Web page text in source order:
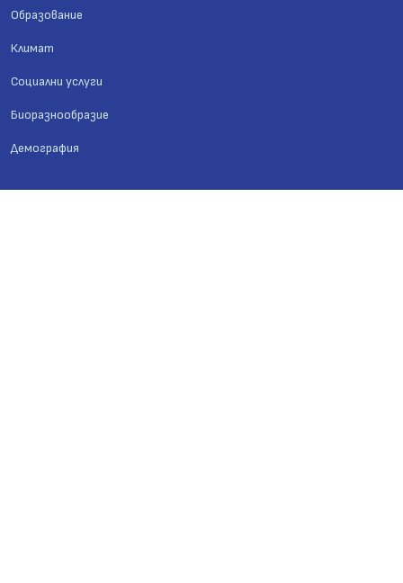
Образование
Климат
Социални услуги
Биоразнообразие
Демография